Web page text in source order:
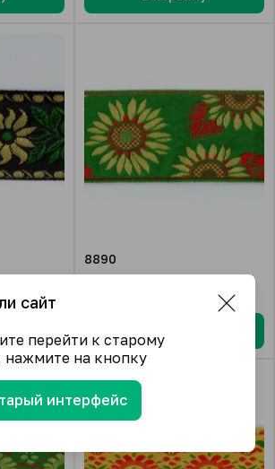
8890
сайт
перейти к старому
нажмите на кнопку
интерфейс